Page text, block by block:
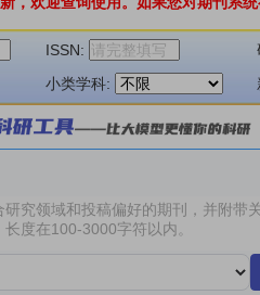
ISSN:
小类学科: